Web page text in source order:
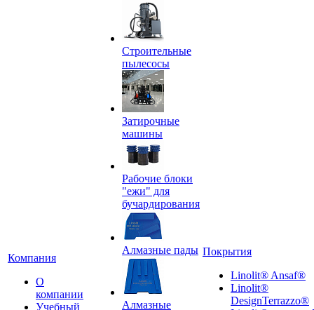
Компания
О
компании
Учебный
Строительные
пылесосы
Затирочные
машины
Рабочие блоки
"ежи" для
бучардирования
Алмазные пады
Алмазные
Покрытия
Linolit® Ansaf®
Linolit®
DesignTerrazzo®